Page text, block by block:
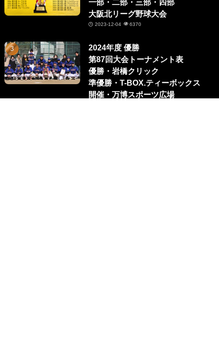
一部・二部・三部・四部
大阪北リーグ野球大会
2023-12-04 6370
2024年度 優勝
第87回大会トーナメント表
優勝・岩橋クリック
準優勝・T-BOX.ティーボックス
開催・万博スポーツ広場